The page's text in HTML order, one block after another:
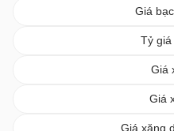
Giá
Tỷ
Giá
Giá
Giá xăng